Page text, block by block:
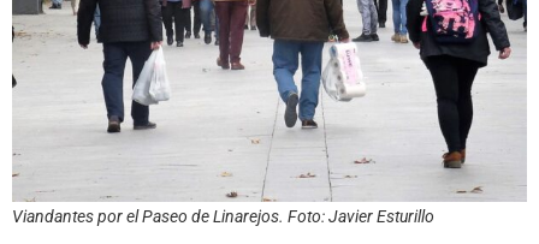
Viandantes por el Paseo de Linarejos. Foto: Javier Esturillo